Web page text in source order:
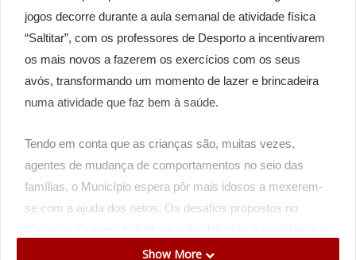
jogos decorre durante a aula semanal de atividade física
“Saltitar”, com os professores de Desporto a incentivarem
os mais novos a fazerem os exercícios com os seus
avós, transformando um momento de lazer e brincadeira
numa atividade que faz bem à saúde.
Tendo em conta que as crianças são, muitas vezes,
agentes de mudança de comportamentos no seio das
famílias, o Município espera pôr mais idosos a mexerem-
se com a ajuda dos netos. Os desafios propostos no
coordenação e podem ser efetuados, comodamente, em
Show More